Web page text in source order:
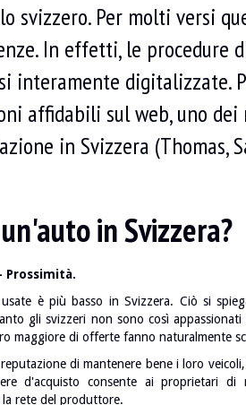
svizzero. Per molti versi
In effetti, le
interamente digitalizzate.
affidabili sul web, uno
in Svizzera (Thomas,
in Svizzera?
Prossimità.
è più basso in Svizzera. Ciò si
gli svizzeri non sono così
maggiore di offerte fanno naturalmente
di mantenere bene i loro
d'acquisto consente ai proprietari di
rete del produttore.